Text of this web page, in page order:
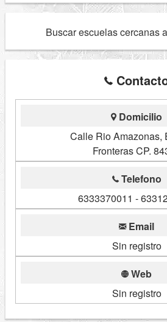
Buscar escuelas cercanas
Domicilio
Calle Rio Amazonas,
Fronteras CP.
Telefono
6333370011 -
Email
Sin registro
Web
Sin registro